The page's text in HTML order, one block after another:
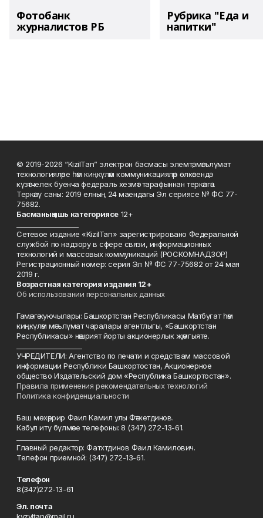
Фотобанк
журналистов РБ
Рубрика "Еда и
напитки"
© 2019-2026 “KizilTan” электрон басмасы элемтә, мәгълүмат
технологияләре һәм киңкүләм коммуникацияләр өлкәсендә
күзәтчелек буенча федераль хезмәт тарафыннан теркәлгән.
Теркәлү саны: 2019 елның 24 маендагы Эл сериясе № ФС 77-
75682.
Басманың яшь категориясе12+
Сетевое издание «KizilTan» зарегистрировано Федеральной
службой по надзору в сфере связи, информационных
технологий и массовых коммуникаций (РОСКОМНАДЗОР)
Регистрационный номер: серия Эл № ФС 77-75682 от 24 мая
2019 г.
Возрастная категория издания 12+
Об использовании персональных данных
Гамәлгә куючылары: Башкортстан Республикасы Матбугат һәм
киңкүләм мәгълүмат чаралары агентлыгы, «Башкортстан
Республикасы» нәшрият йорты акционерлык җәмгыяте.
УЧРЕДИТЕЛИ: Агентство по печати и средствам массовой
информации Республики Башкортостан, Акционерное
общество Издательский дом «Республика Башкортостан».
Правила применения рекомендательных технологий
Политика конфиденциальности
Баш мөхәррир Фаил Камил улы Фәтхетдинов.
Кабул итү бүлмәсе телефоны: 8 (347) 272-13-61.
Главный редактор: Фатхтдинов Фаил Камилович.
Телефон приемной: (347) 272-13-61.
Телефон
8(347)272-13-61
Эл. почта